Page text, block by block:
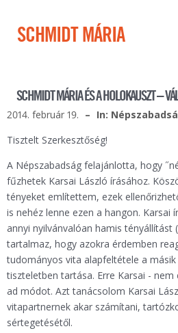
SCHMIDT MÁRIA
SCHMIDT MÁRIA ÉS A HOLOKAUSZT –
2014. február 19.
In:
Tisztelt Szerkesztőség!
A Népszabadság felajánlotta, hogy
fűzhetek Karsai László írásához.
tényeket említettem, ezek
is nehéz lenne ezen a hangon. Karsai
annyi nyilvánvalóan hamis
tartalmaz, hogy azokra érdemben
tudományos vita alapfeltétele a
tiszteletben tartása. Erre Karsai -
ad módot. Azt tanácsolom Karsai
vitapartnernek akar számítani,
sértegetésétől.